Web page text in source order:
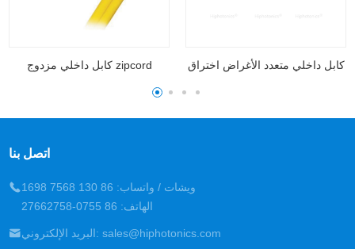
كابل داخلي متعدد الأغراض اختراق كابل بصري متكامل داخلي متعدد الشعاع
اتصل بنا
ويشات / واتساب: 86 130 7568 1698
الهاتف: 86 0755-27662758
البريد الإلكتروني: sales@hiphotonics.com